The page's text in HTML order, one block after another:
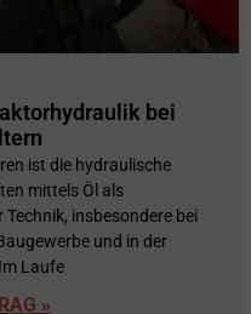
bei
ist die hydraulische
mittels Öl als
insbesondere bei
und in der
Laufe
»